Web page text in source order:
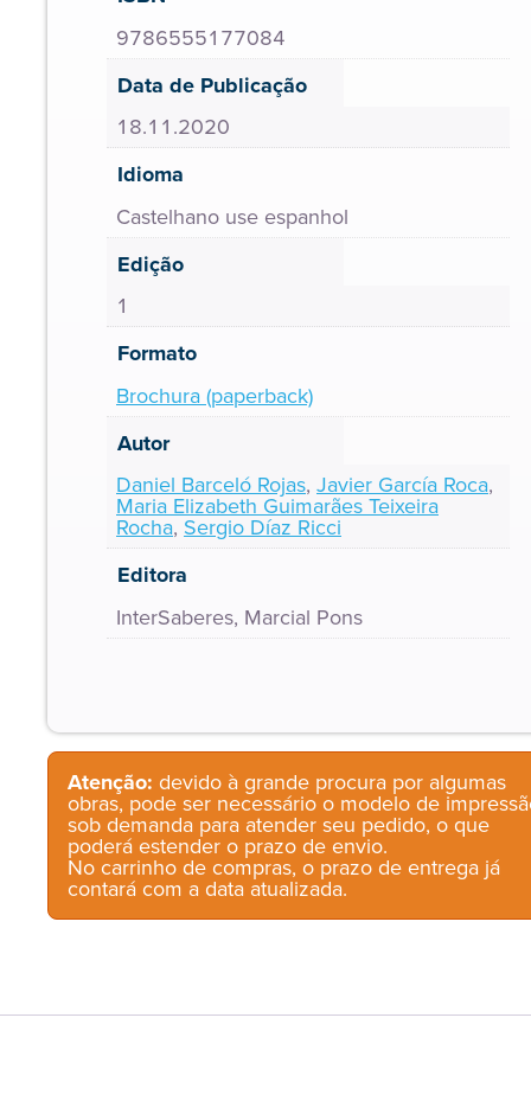
9786555177084
Data de Publicação
18.11.2020
Idioma
Castelhano use espanhol
Edição
1
Formato
Brochura (paperback)
Autor
Daniel Barceló Rojas, Javier García Roca,
Maria Elizabeth Guimarães Teixeira
Rocha, Sergio Díaz Ricci
Editora
InterSaberes, Marcial Pons
Atenção: devido à grande procura por algumas
obras, pode ser necessário o modelo de
sob demanda para atender seu pedido, o que
poderá estender o prazo de envio.
No carrinho de compras, o prazo de entrega já
contará com a data atualizada.